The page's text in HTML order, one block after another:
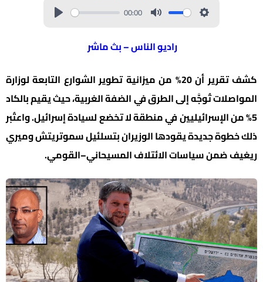
00:00
راديو الناس – بث ماشر
كشف تقرير أن 20% من ميزانية تطوير الشوارع التابعة لوزارة
المواصلات تُوجَّه إلى الطرق في الضفة الغربية، حيث يقيم بالكاد
5% من الإسرائيليين في منطقة لا تخضع لسيادة إسرائيل. واعتُبر
ذلك خطوة جديدة يقودها الوزيران بتسلئيل سموتريتش وميري
ريغيف ضمن سياسات الائتلاف المسيحاني–القومي.